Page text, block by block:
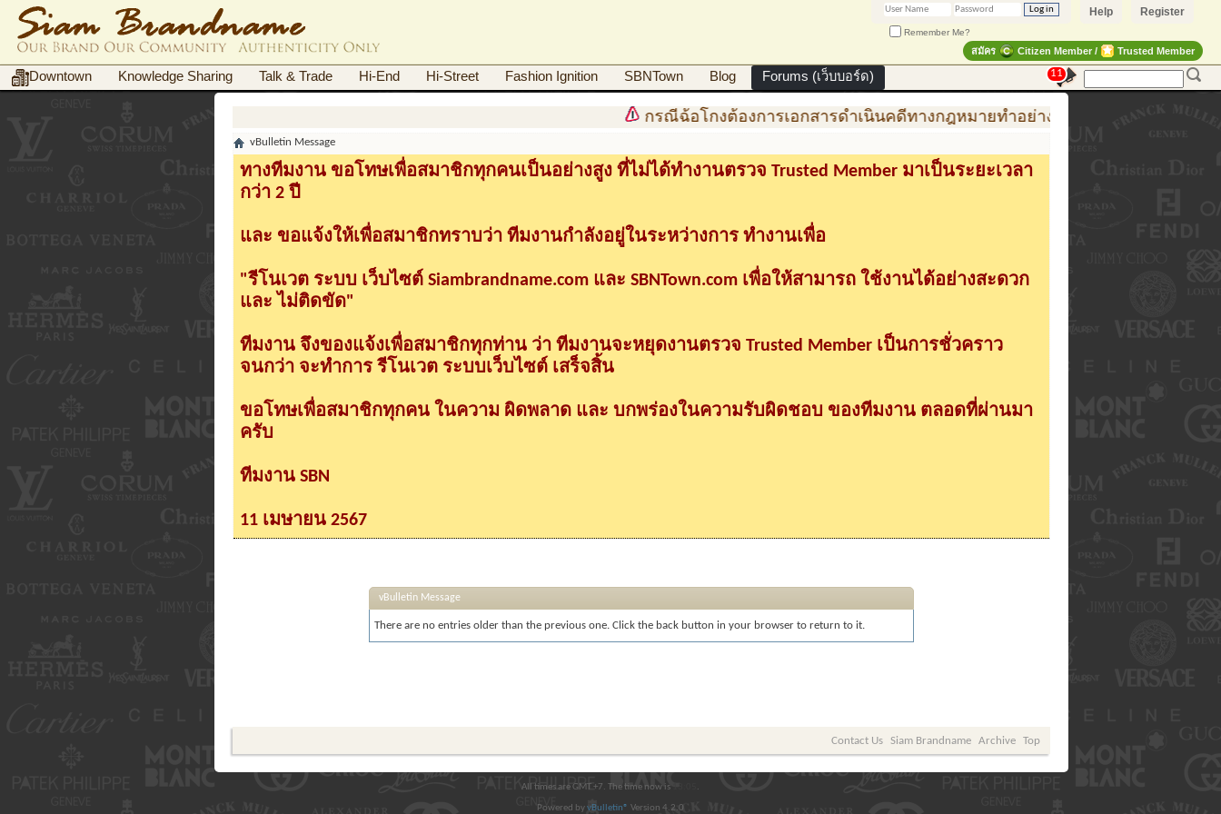
Register
Help
Remember Me?
สมัคร Citizen Member / Trusted Member
Downtown Knowledge Sharing Talk & Trade Hi-End Hi-Street Fashion Ignition SBNTown Blog Forums (เว็บบอร์ด) 11
กรณีฉ้อโกงต้องการเอกสารดำเนินคดีทางกฎหมายทำอย่างไร
vBulletin Message
ทางทีมงาน ขอโทษเพื่อสมาชิกทุกคนเป็นอย่างสูง ที่ไม่ได้ทำงานตรวจ Trusted Member มาเป็นระยะเวลา
กว่า 2 ปี
และ ขอแจ้งให้เพื่อสมาชิกทราบว่า ทีมงานกำลังอยู่ในระหว่างการ ทำงานเพื่อ
"รีโนเวต ระบบ เว็บไซต์ Siambrandname.com และ SBNTown.com เพื่อให้สามารถ ใช้งานได้อย่างสะดวก
และ ไม่ติดขัด"
ทีมงาน จึงของแจ้งเพื่อสมาชิกทุกท่าน ว่า ทีมงานจะหยุดงานตรวจ Trusted Member เป็นการชั่วคราว
จนกว่า จะทำการ รีโนเวต ระบบเว็บไซต์ เสร็จสิ้น
ขอโทษเพื่อสมาชิกทุกคน ในความ ผิดพลาด และ บกพร่องในความรับผิดชอบ ของทีมงาน ตลอดที่ผ่านมา
ครับ
ทีมงาน SBN
11 เมษายน 2567
vBulletin Message
There are no entries older than the previous one. Click the back button in your browser to return to it.
Contact Us Siam Brandname Archive Top
All times are GMT +7. The time now is .
Powered byvBulletin® Version 4.2.0